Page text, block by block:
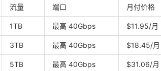
流量 端口 月付价格
1TB 最高 40Gbps $11.95/月
3TB 最高 40Gbps $18.45/月
5TB 最高 40Gbps $31.06/月